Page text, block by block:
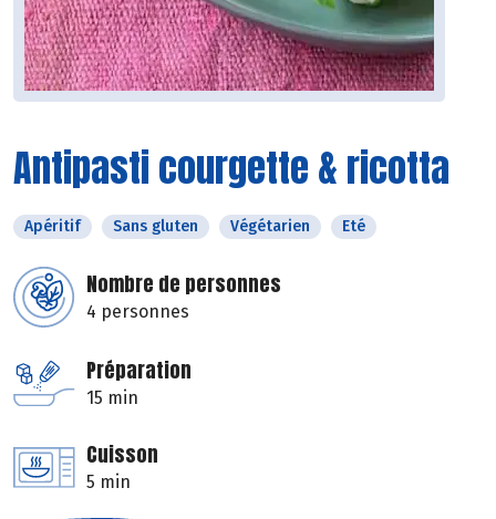
Antipasti courgette & ricotta
Apéritif Sans gluten Végétarien Eté
Nombre de personnes
4 personnes
Préparation
15 min
Cuisson
5 min